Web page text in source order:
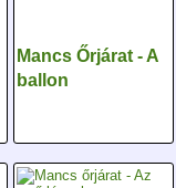
Mancs Őrjárat - A
ballon